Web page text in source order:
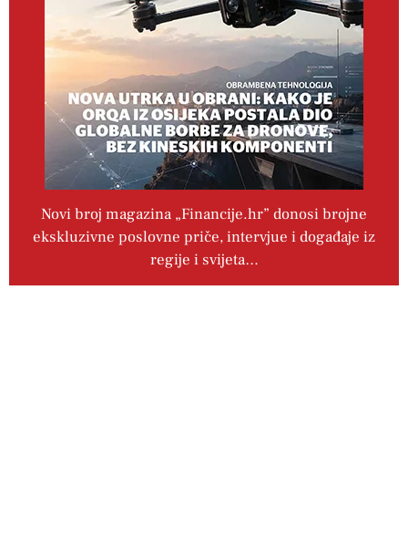
Novi broj magazina „Financije.hr” donosi brojne
ekskluzivne poslovne priče, intervjue i događaje iz
regije i svijeta…